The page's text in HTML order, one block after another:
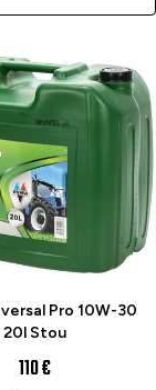
Pro 10W-30
20l Stou
110 €